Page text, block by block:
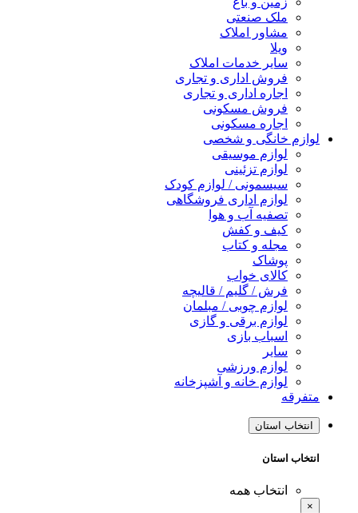
ملک صنعتی
مشاور املاک
ویلا
سایر خدمات املاک
فروش اداری و تجاری
اجاره اداری و تجاری
فروش مسکونی
اجاره مسکونی
لوازم خانگی و شخصی
لوازم موسیقی
لوازم تزئینی
سیسمونی / لوازم کودک
لوازم اداری فروشگاهی
تصفیه آب و هوا
کیف و کفش
مجله و کتاب
پوشاک
کالای خواب
فرش / گلیم / قالیچه
لوازم چوبی / مبلمان
لوازم برقی و گازی
اسباب بازی
سایر
لوازم ورزشی
لوازم خانه و آشپزخانه
متفرقه
انتخاب استان
انتخاب استان
انتخاب همه
×